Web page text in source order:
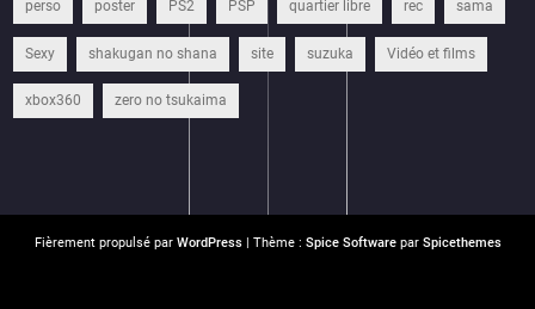
perso poster PS2 PSP quartier libre rec sama
Sexy shakugan no shana site suzuka Vidéo et films
xbox360 zero no tsukaima
Fièrement propulsé par WordPress| Thème : Spice Softwarepar Spicethemes